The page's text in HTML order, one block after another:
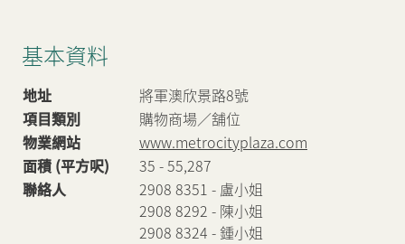
可持續發展
我們的團隊
品牌理念
新聞中心
基本資料
地址
將軍澳欣景路8號
項目類別
購物商場／舖位
物業網站
www.metrocityplaza.com
面積 (平方呎)
35 - 55,287
聯絡人
2908 8351 - 盧小姐
2908 8292 - 陳小姐
2908 8324 - 鍾小姐